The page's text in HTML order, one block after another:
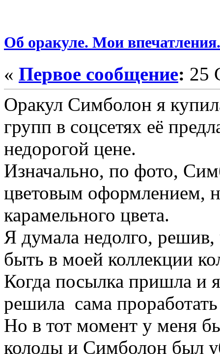
Об оракуле. Мои впечатления.
« Первое сообщение: 25
Оракул Симболон я
групп в соцсетях её
недорогой цене.
Изначально, по фото,
цветовым оформлением,
карамельного цвета.
Я думала недолго,
быть в моей коллекции
Когда посылка пришла и
решила сама проработать
Но в тот момент у меня
колоды и Симболон был